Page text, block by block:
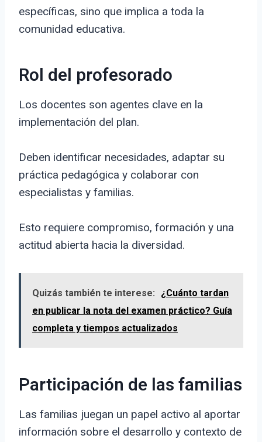
específicas, sino que implica a toda la
comunidad educativa.
Rol del profesorado
Los docentes son agentes clave en la
implementación del plan.
Deben identificar necesidades, adaptar su
práctica pedagógica y colaborar con
especialistas y familias.
Esto requiere compromiso, formación y una
actitud abierta hacia la diversidad.
Quizás también te interese:
¿Cuánto tardan
en publicar la nota del examen práctico? Guía
completa y tiempos actualizados
Participación de las familias
Las familias juegan un papel activo al aportar
información sobre el desarrollo y contexto de